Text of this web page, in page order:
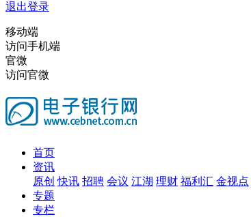
退出登录
移动端
访问手机端
官微
访问官微
首页
资讯
原创 快讯 招聘 会议 江湖 理财 福利汇 金视点
专题
专栏